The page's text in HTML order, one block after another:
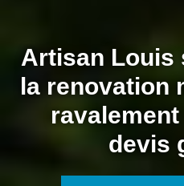
Artisan Louis
la renovation
devis